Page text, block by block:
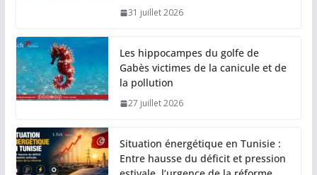
31 juillet 2026
Les hippocampes du golfe de
Gabès victimes de la canicule et de
la pollution
27 juillet 2026
Situation énergétique en Tunisie :
Entre hausse du déficit et pression